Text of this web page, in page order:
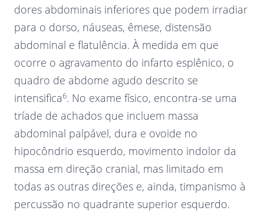
dores abdominais inferiores que podem irradiar
para o dorso, náuseas, êmese, distensão
abdominal e flatulência. À medida em que
ocorre o agravamento do infarto esplênico, o
quadro de abdome agudo descrito se
intensifica6. No exame físico, encontra-se uma
tríade de achados que incluem massa
abdominal palpável, dura e ovoide no
hipocôndrio esquerdo, movimento indolor da
massa em direção cranial, mas limitado em
todas as outras direções e, ainda, timpanismo à
percussão no quadrante superior esquerdo.